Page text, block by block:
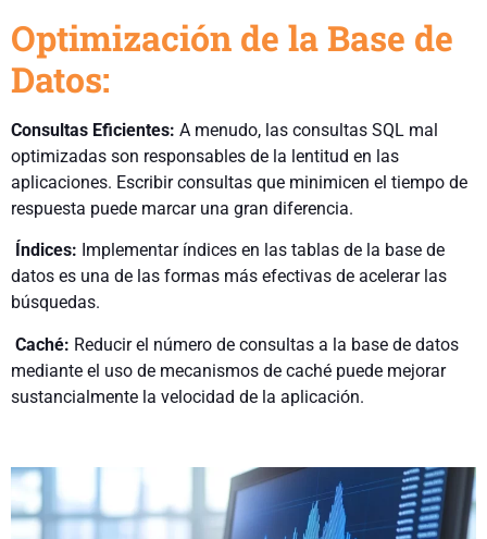
Optimización de la Base de
Datos:
Consultas Eficientes: A menudo, las consultas SQL mal
optimizadas son responsables de la lentitud en las
aplicaciones. Escribir consultas que minimicen el tiempo de
respuesta puede marcar una gran diferencia.
Índices: Implementar índices en las tablas de la base de
datos es una de las formas más efectivas de acelerar las
búsquedas.
Caché: Reducir el número de consultas a la base de datos
mediante el uso de mecanismos de caché puede mejorar
sustancialmente la velocidad de la aplicación.